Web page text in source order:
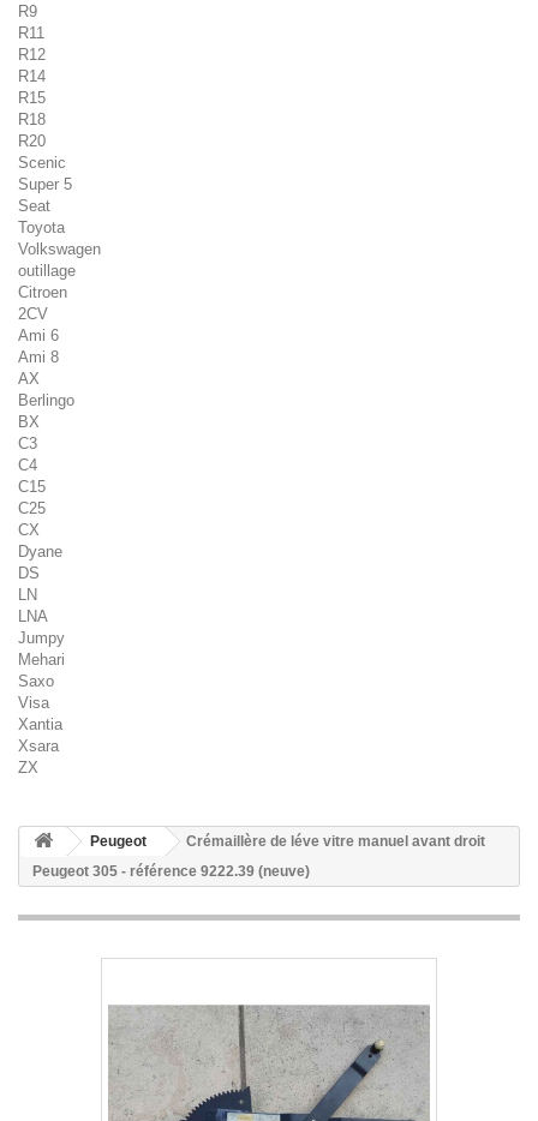
R9
R11
R12
R14
R15
R18
R20
Scenic
Super 5
Seat
Toyota
Volkswagen
outillage
Citroen
2CV
Ami 6
Ami 8
AX
Berlingo
BX
C3
C4
C15
C25
CX
Dyane
DS
LN
LNA
Jumpy
Mehari
Saxo
Visa
Xantia
Xsara
ZX
Peugeot
Crémaillère de léve vitre manuel avant droit
Peugeot 305 - référence 9222.39 (neuve)